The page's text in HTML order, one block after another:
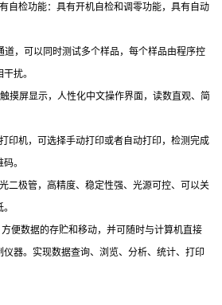
自检功能：具有开机自检和调零功能，具有自动
道，可以同时测试多个样品，每个样品由程序控
扰。
摸屏显示，人性化中文操作界面，读数直观、简
印机，可选择手动打印或者自动打印，检测完成
。
二极管，高精度、稳定性强、光源可控、可以关
便数据的存贮和移动，并可随时与计算机直接
器。实现数据查询、浏览、分析、统计、打印